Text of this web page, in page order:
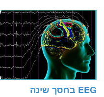
EEG בחסך שינה